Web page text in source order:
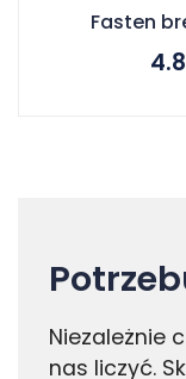
Fasten
Niezależnie
nas liczyć.